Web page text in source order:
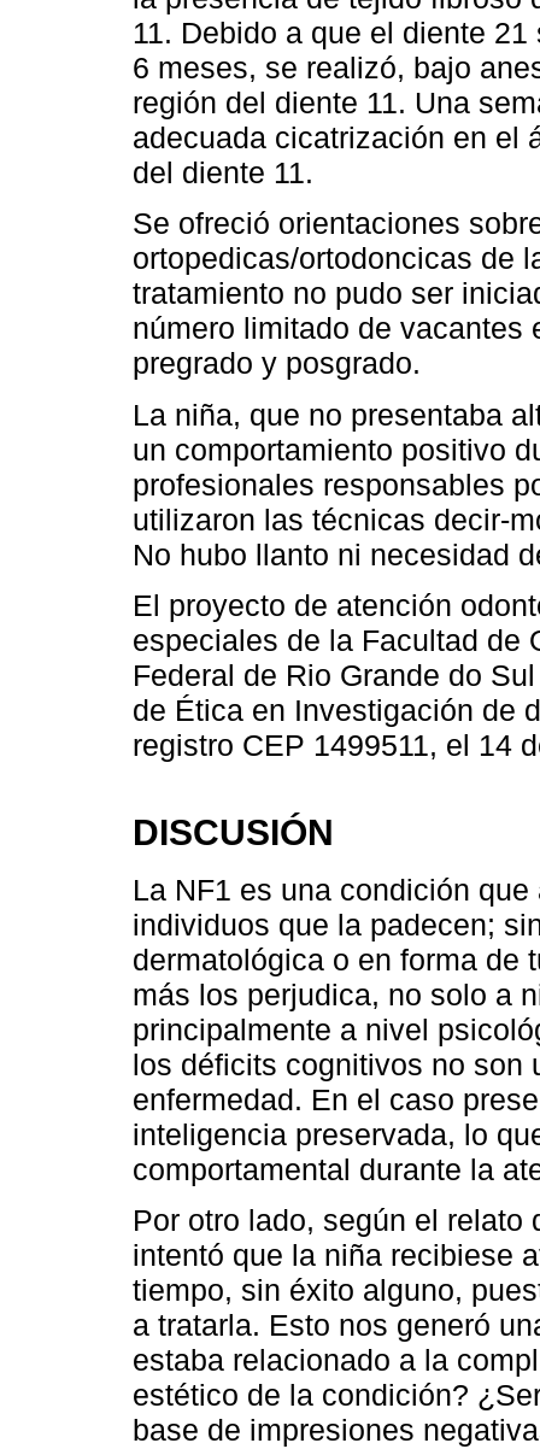
11. Debido a que el diente
6 meses, se realizó, bajo
región del diente 11. Una
adecuada cicatrización en el
del diente 11.
Se ofreció orientaciones
ortopedicas/ortodoncicas de
tratamiento no pudo ser
número limitado de
pregrado y posgrado.
La niña, que no presentaba
un comportamiento positivo
profesionales responsables
utilizaron las técnicas decir-
No hubo llanto ni necesidad
El proyecto de atención
especiales de la Facultad de
Federal de Rio Grande do
de Ética en Investigación de
registro CEP 1499511, el 14
DISCUSIÓN
La NF1 es una condición
individuos que la padecen;
dermatológica o en forma de
más los perjudica, no solo a
principalmente a nivel
los déficits cognitivos no son
enfermedad. En el caso
inteligencia preservada, lo
comportamental durante la
Por otro lado, según el
intentó que la niña recibiese
tiempo, sin éxito alguno,
a tratarla. Esto nos generó
estaba relacionado a la
estético de la condición?
base de impresiones